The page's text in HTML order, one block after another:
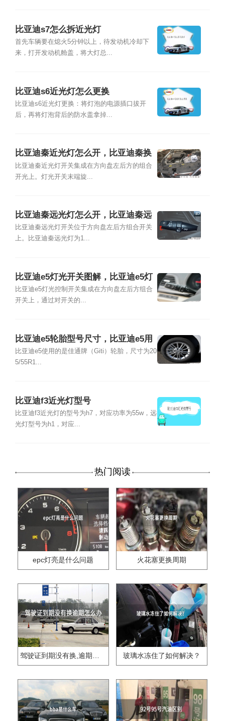
比亚迪s7怎么拆近光灯
首先车辆要在熄火5分钟以上，待发动机冷却下
来，打开发动机舱盖，将大灯总...
比亚迪s6近光灯怎么更换
比亚迪s6近光灯更换：将灯泡的电源插口拔开
后，再将灯泡背后的防水盖拿掉...
比亚迪秦近光灯怎么开，比亚迪秦换
近光灯教程
比亚迪秦近光灯开关集成在方向盘左后方的组合
开光上。灯光开关末端旋...
比亚迪秦远光灯怎么开，比亚迪秦远
光灯型号
比亚迪秦远光灯开关位于方向盘左后方组合开关
上。比亚迪秦远光灯为1...
比亚迪e5灯光开关图解，比亚迪e5灯
光使用图解
比亚迪e5灯光控制开关集成在方向盘左后方组合
开关上，通过对开关的...
比亚迪e5轮胎型号尺寸，比亚迪e5用
什么轮胎好
比亚迪e5使用的是佳通牌（Giti）轮胎，尺寸为20
5/55R1...
比亚迪f3近光灯型号
比亚迪f3近光灯的型号为h7，对应功率为55w，远
光灯型号为h1，对应...
热门阅读
epc灯亮是什么问题 火花塞更换周期
玻璃水冻住了如何解决？